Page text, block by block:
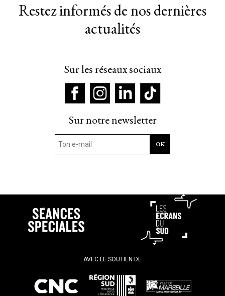
Restez informés de nos dernières
actualités
Sur les réseaux sociaux
Sur notre newsletter
AVEC LE SOUTIEN DE